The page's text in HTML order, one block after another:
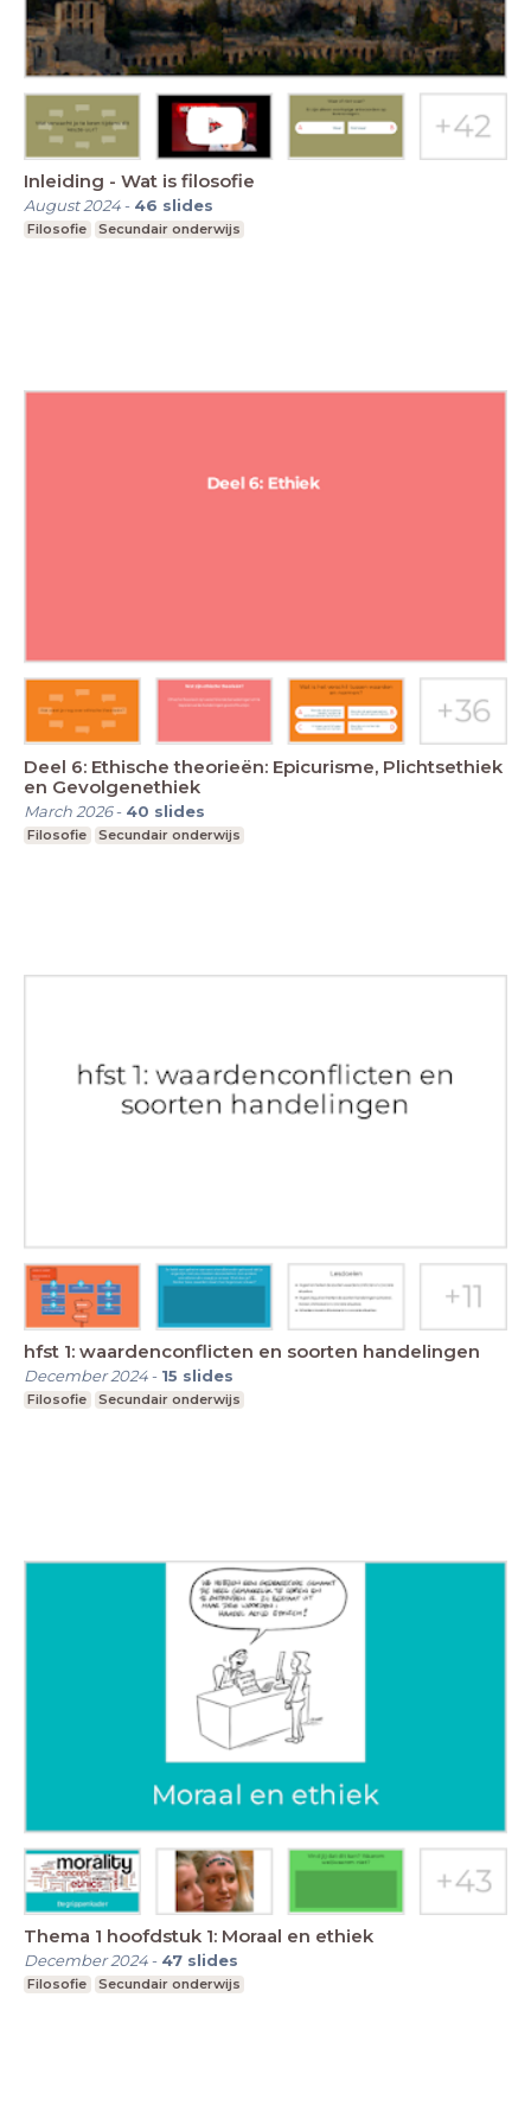
Inleiding - Wat is filosofie
August 2024- 46 slides
Filosofie Secundair onderwijs
Deel 6: Ethische theorieën: Epicurisme, Plichtsethiek
en Gevolgenethiek
March 2026- 40 slides
Filosofie Secundair onderwijs
hfst 1: waardenconflicten en soorten handelingen
December 2024- 15 slides
Filosofie Secundair onderwijs
Thema 1 hoofdstuk 1: Moraal en ethiek
December 2024- 47 slides
Filosofie Secundair onderwijs